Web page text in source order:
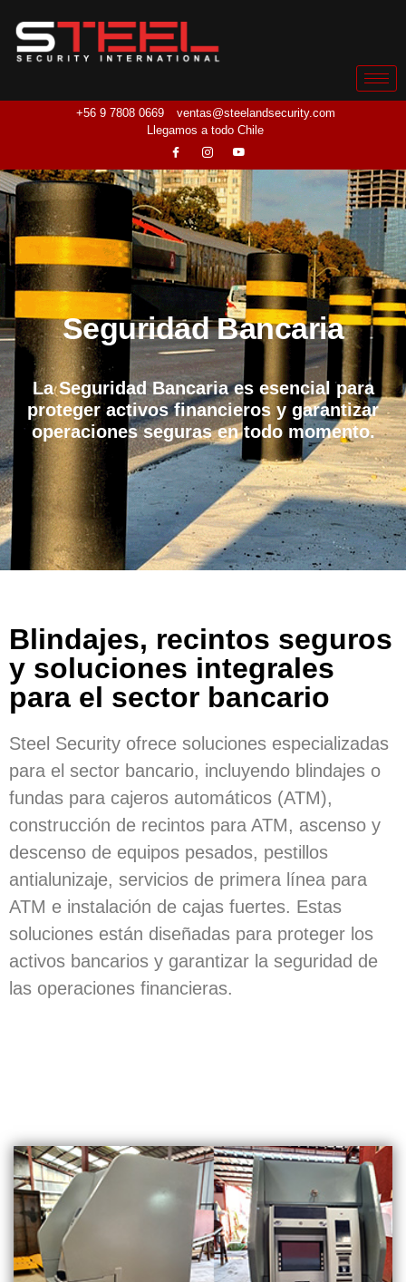
+56 9 7808 0669
ventas@steelandsecurity.com
Llegamos a todo Chile
Seguridad Bancaria
La Seguridad Bancaria es esencial para
proteger activos financieros y garantizar
operaciones seguras en todo momento.
Blindajes, recintos seguros
y soluciones integrales
para el sector bancario
Steel Security ofrece soluciones especializadas
para el sector bancario, incluyendo blindajes o
fundas para cajeros automáticos (ATM),
construcción de recintos para ATM, ascenso y
descenso de equipos pesados, pestillos
antialunizaje, servicios de primera línea para
ATM e instalación de cajas fuertes. Estas
soluciones están diseñadas para proteger los
activos bancarios y garantizar la seguridad de
las operaciones financieras.